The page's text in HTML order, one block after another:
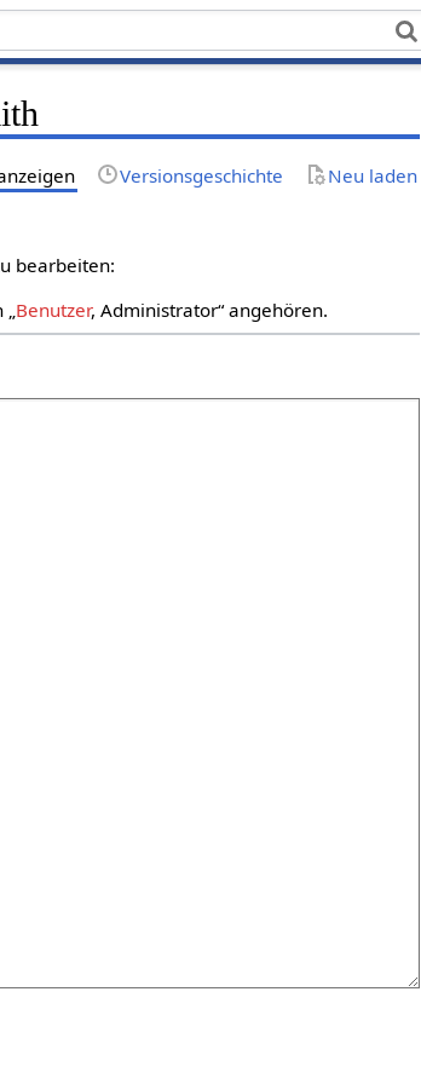
Versionsgeschichte Neu laden
bearbeiten:
„Benutzer, Administrator“ angehören.